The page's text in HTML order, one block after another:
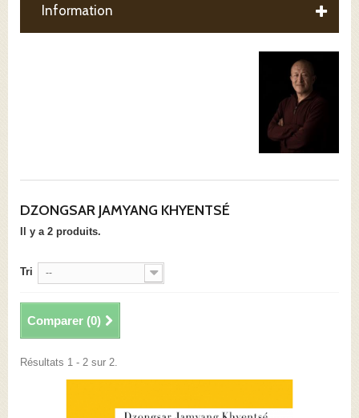
Information
DZONGSAR JAMYANG KHYENTSÉ
Il y a 2 produits.
Tri --
Comparer (0)
Résultats 1 - 2 sur 2.